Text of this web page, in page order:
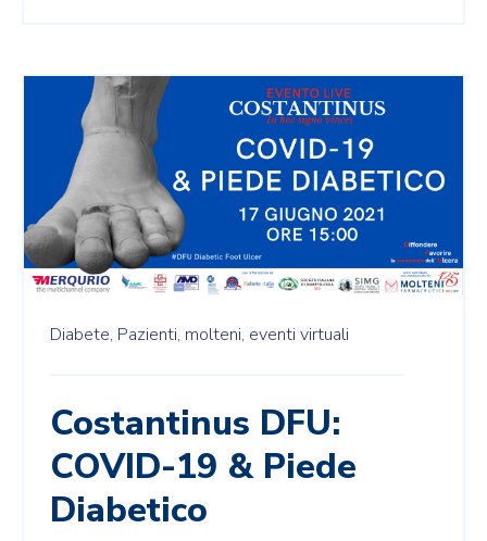
Diabete, Pazienti, molteni, eventi virtuali
Costantinus DFU:
COVID-19 & Piede
Diabetico